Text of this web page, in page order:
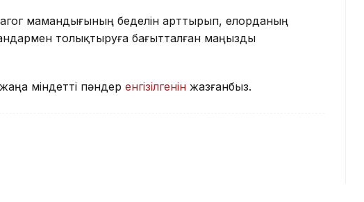
мамандығының беделін арттырып, елорданың
толықтыруға бағытталған маңызды
міндетті пәндер енгізілгенін жазғанбыз.